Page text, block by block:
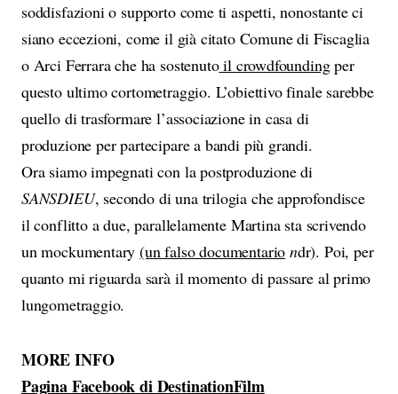
soddisfazioni o supporto come ti aspetti, nonostante ci
siano eccezioni, come il già citato Comune di Fiscaglia
o Arci Ferrara che ha sostenutoil crowdfoundingper
questo ultimo cortometraggio. L’obiettivo finale sarebbe
quello di trasformare l’associazione in casa di
produzione per partecipare a bandi più grandi.
Ora siamo impegnati con la postproduzione di
SANSDIEU, secondo di una trilogia che approfondisce
il conflitto a due, parallelamente Martina sta scrivendo
un mockumentary(un falso documentario ndr). Poi, per
quanto mi riguarda sarà il momento di passare al primo
lungometraggio.
MORE INFO
Pagina Facebook di DestinationFilm